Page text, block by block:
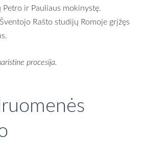
Petro ir Pauliaus mokinystę.
Rašto studijų Romoje grįžęs
procesija.